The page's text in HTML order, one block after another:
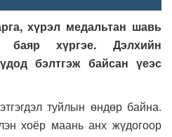
хүрэл медальтан шавь
баяр хүргэе. Дэлхийн
бэлтгэж байсан үеэс
туйлын өндөр байна.
хоёр маань анх жүдогоор